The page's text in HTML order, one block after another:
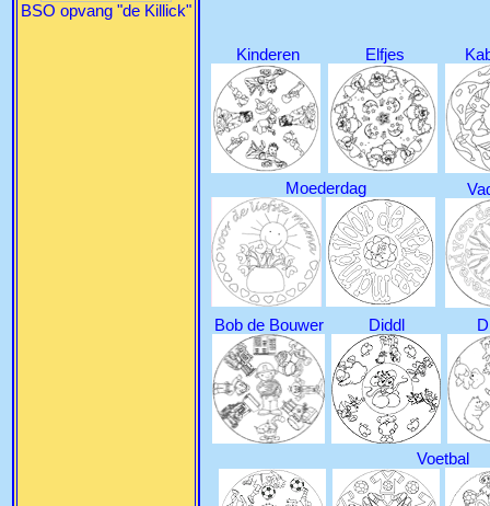
BSO opvang "de Killick"
Kinderen Elfjes
Moederdag
Bob de Bouwer Diddl
Voetbal